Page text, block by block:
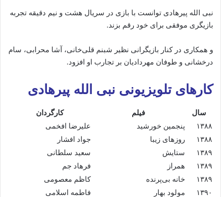
نبی الله پیرهادی توانست با بازی در سریال هشت و نیم دقیقه تجربه
بازیگری موفقی برای خود رقم بزند.
و همکاری در کنار بازیگرانی نظیر شبنم قلی‌خانی، آشا محرابی، سام
درخشانی و طوفان مهردادیان بر تجارب او افزود.
کارهای تلویزیونی نبی الله پیرهادی
سال فیلم
کارگردان
۱۳۸۸
پنجمین خورشید
علیرضا افخمی
۱۳۸۸
روزهای زیبا
جواد افشار
۱۳۸۹
ستایش
سعید سلطانی
۱۳۸۹
همراز
فرهاد جم
۱۳۸۹
خانه بی‌پرنده
کاظم معصومی
۱۳۹۰
مولود بهار
فاطمه اسلامی